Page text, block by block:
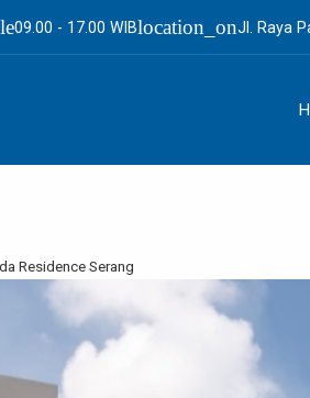
09.00 - 17.00 WIBlocation_onJl. Raya
Residence Serang